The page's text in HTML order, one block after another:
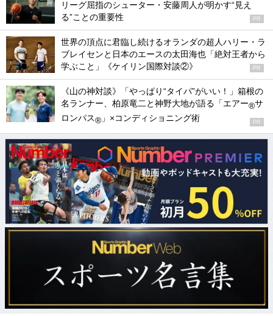
リーグ屈指のシューター・安藤周人が明かす“見え
る”ことの重要性
PR
世界の頂点に君臨し続けるオランダの超人ハリー・ラ
ブレイセンと日本のエースの太田海也「絶対王者から
学ぶこと」《ケイリン国際対談②》
PR
《山の神対談》「やっぱり“タイパ”がいい！」箱根の
名ランナー、柏原竜二と神野大地が語る「エアー®サ
ロンパス® 」×コンディショニング術 PR